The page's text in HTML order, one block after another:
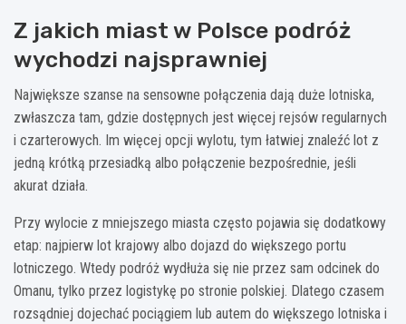
Z jakich miast w Polsce podróż
wychodzi najsprawniej
Największe szanse na sensowne połączenia dają duże lotniska,
zwłaszcza tam, gdzie dostępnych jest więcej rejsów regularnych
i czarterowych. Im więcej opcji wylotu, tym łatwiej znaleźć lot z
jedną krótką przesiadką albo połączenie bezpośrednie, jeśli
akurat działa.
Przy wylocie z mniejszego miasta często pojawia się dodatkowy
etap: najpierw lot krajowy albo dojazd do większego portu
lotniczego. Wtedy podróż wydłuża się nie przez sam odcinek do
Omanu, tylko przez logistykę po stronie polskiej. Dlatego czasem
rozsądniej dojechać pociągiem lub autem do większego lotniska i